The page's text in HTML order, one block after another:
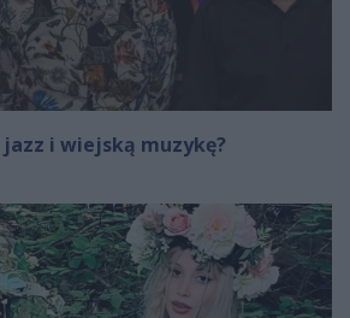
jazz i wiejską muzykę?